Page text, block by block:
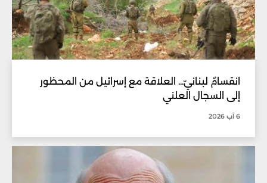
انقسامٌ لبنانيّ... العلاقة مع إسرائيل من المحظور
إلى السجال العلني
6 آب 2026